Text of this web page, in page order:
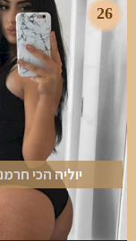
26
יוליה הכי